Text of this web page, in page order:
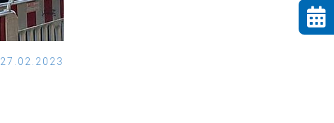
27.02.2023